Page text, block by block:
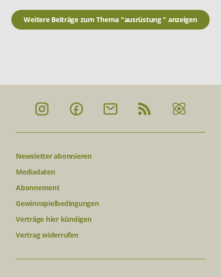
Weitere Beiträge zum Thema "ausrüstung " anzeigen
Newsletter abonnieren
Mediadaten
Abonnement
Gewinnspielbedingungen
Verträge hier kündigen
Vertrag widerrufen